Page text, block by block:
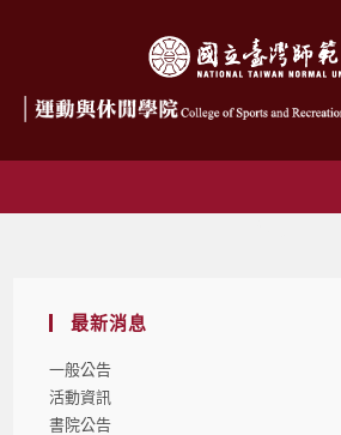
最新消息
一般公告
活動資訊
書院公告